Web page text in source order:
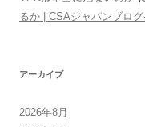
るか | CSAジャパンブロ
アーカイブ
2026年8月